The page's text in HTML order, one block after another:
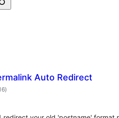
Auto Redirect
total
rating
)